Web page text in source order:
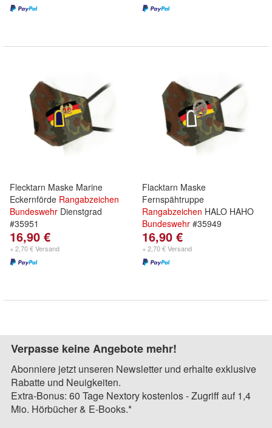
Flecktarn Maske Marine
Eckernförde Rangabzeichen
Bundeswehr Dienstgrad
#35951
16,90 €
+ 2,70 € Versand
Flacktarn Maske
Fernspähtruppe
Rangabzeichen HALO HAHO
Bundeswehr #35949
16,90 €
+ 2,70 € Versand
Verpasse keine Angebote mehr!
Abonniere jetzt unseren Newsletter und erhalte exklusive
Rabatte und Neuigkeiten.
Extra-Bonus: 60 Tage Nextory kostenlos - Zugriff auf 1,4
Mio. Hörbücher & E-Books.*